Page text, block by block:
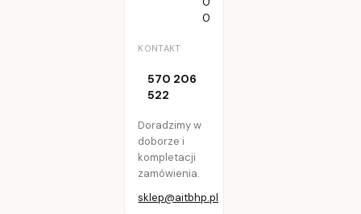
0
KONTAKT
570 206
522
Doradzimy w
doborze i
kompletacji
zamówienia.
sklep@aitbhp.pl